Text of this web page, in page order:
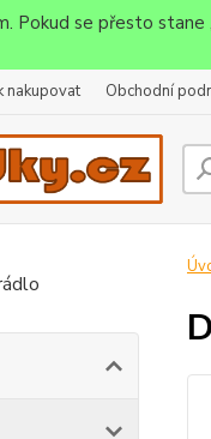
Pokud se přesto
nakupovat Obchodní